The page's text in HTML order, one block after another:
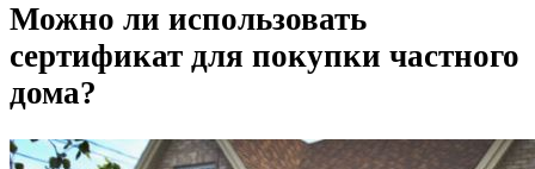
Можно ли использовать
сертификат для покупки частного
дома?